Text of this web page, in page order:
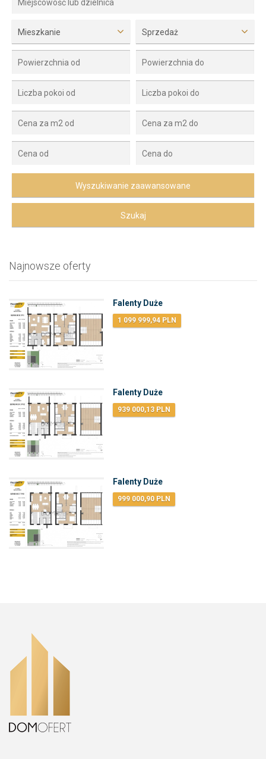
Mieszkanie Sprzedaż
Najnowsze oferty
Falenty Duże
1 099 999,94 PLN
Falenty Duże
939 000,13 PLN
Falenty Duże
999 000,90 PLN